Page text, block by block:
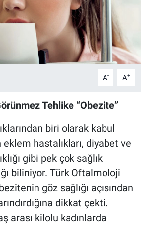
A- A+
Tehlike “Obezite”
biri olarak kabul
hastalıkları, diyabet ve
gibi pek çok sağlık
biliniyor. Türk Oftalmoloji
göz sağlığı açısından
dikkat çekti.
arası kilolu kadınlarda